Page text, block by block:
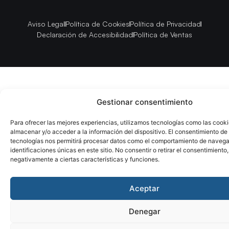
Gestionar consentimiento
Para ofrecer las mejores experiencias, utilizamos tecnologías como las
almacenar y/o acceder a la información del dispositivo. El consentimiento de
tecnologías nos permitirá procesar datos como el comportamiento de
identificaciones únicas en este sitio. No consentir o retirar el
negativamente a ciertas características y funciones.
Aceptar
Denegar
Aviso LegalPolítica de CookiesPolítica de Privacidad
Declaración de AccesibilidadPolítica de Ventas